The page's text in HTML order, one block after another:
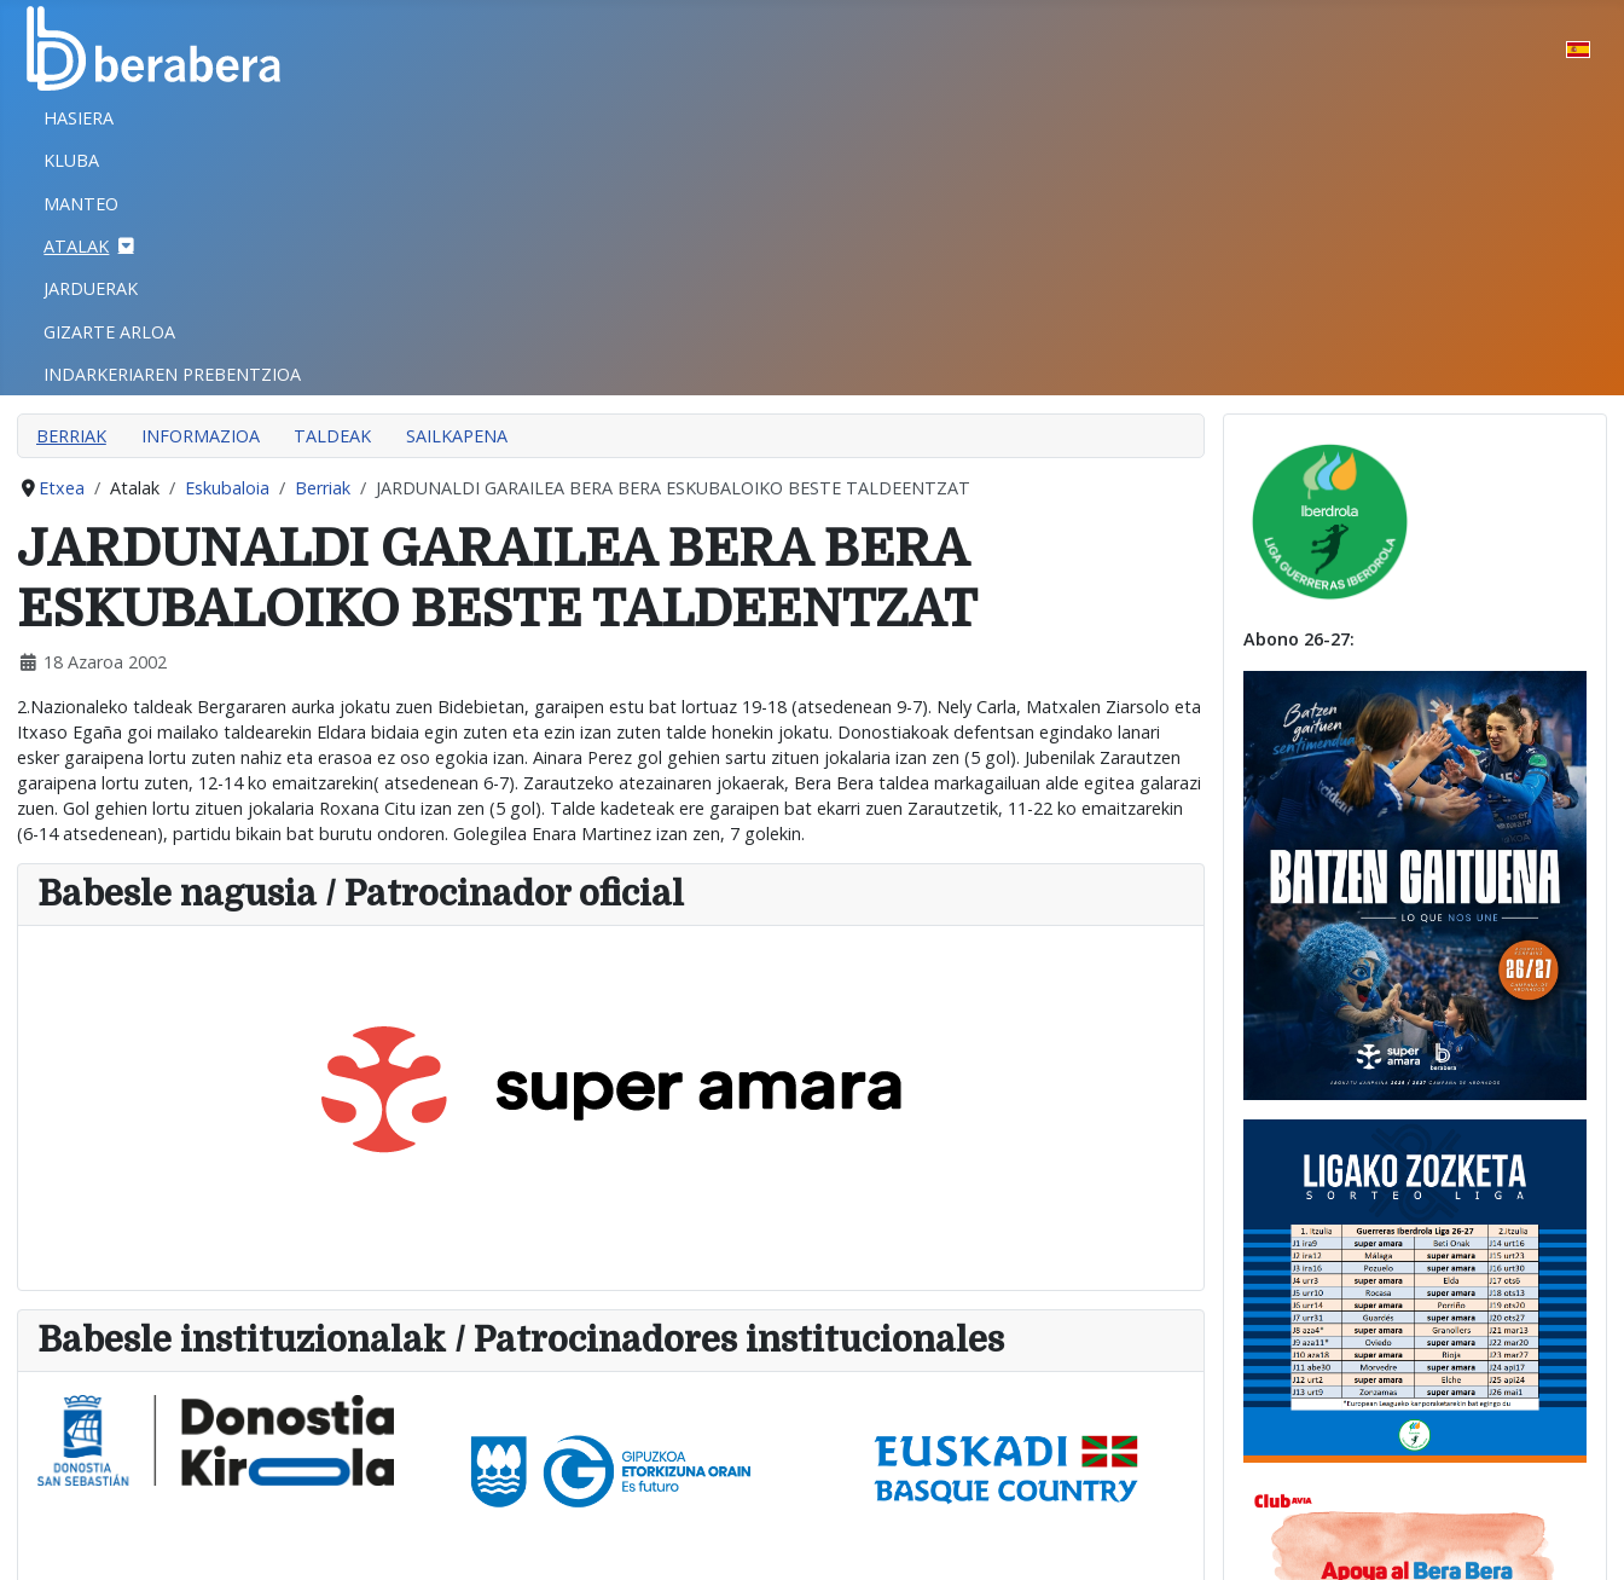
ITXI
HASIERA
KLUBA
MANTEO
ATALAK
JARDUERAK
GIZARTE ARLOA
INDARKERIAREN PREBENTZIOA
HASIERA
KLUBA
MANTEO
ATALAK
JARDUERAK
GIZARTE ARLOA
INDARKERIAREN PREBENTZIOA
BERRIAK INFORMAZIOA TALDEAK SAILKAPENA
Etxea Atalak Eskubaloia Berriak JARDUNALDI GARAILEA BERA BERA ESKUBALOIKO BESTE TALDEENTZAT
JARDUNALDI GARAILEA BERA BERA
ESKUBALOIKO BESTE TALDEENTZAT
18 Azaroa 2002
2.Nazionaleko taldeak Bergararen aurka jokatu zuen Bidebietan, garaipen estu bat lortuaz 19-18 (atsedenean 9-7). Nely Carla, Matxalen Ziarsolo eta
Itxaso Egaña goi mailako taldearekin Eldara bidaia egin zuten eta ezin izan zuten talde honekin jokatu. Donostiakoak defentsan egindako lanari
esker garaipena lortu zuten nahiz eta erasoa ez oso egokia izan. Ainara Perez gol gehien sartu zituen jokalaria izan zen (5 gol). Jubenilak Zarautzen
garaipena lortu zuten, 12-14 ko emaitzarekin( atsedenean 6-7). Zarautzeko atezainaren jokaerak, Bera Bera taldea markagailuan alde egitea galarazi
zuen. Gol gehien lortu zituen jokalaria Roxana Citu izan zen (5 gol). Talde kadeteak ere garaipen bat ekarri zuen Zarautzetik, 11-22 ko emaitzarekin
(6-14 atsedenean), partidu bikain bat burutu ondoren. Golegilea Enara Martinez izan zen, 7 golekin.
Babesle nagusia / Patrocinador oficial
Babesle instituzionalak / Patrocinadores institucionales
Abono 26-27: